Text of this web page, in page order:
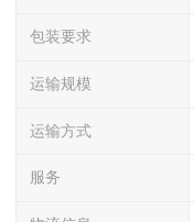
包装要求
运输规模
运输方式
服务